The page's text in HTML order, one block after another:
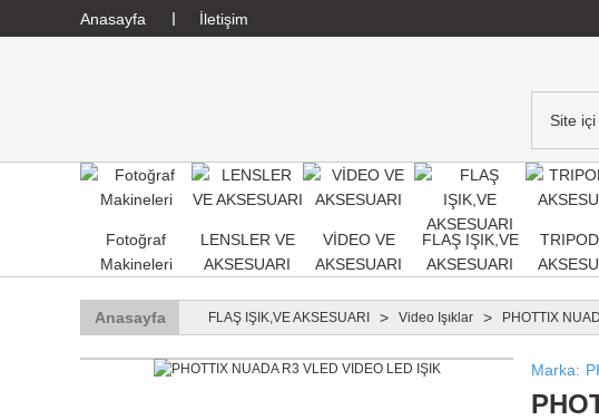
Anasayfa İletişim
Fotoğraf
Makineleri
LENSLER VE
AKSESUARI
VİDEO VE
AKSESUARI
FLAŞ IŞIK,VE
AKSESUARI
Anasayfa FLAŞ IŞIK,VE AKSESUARI Video Işıklar PHOTTIX
Marka